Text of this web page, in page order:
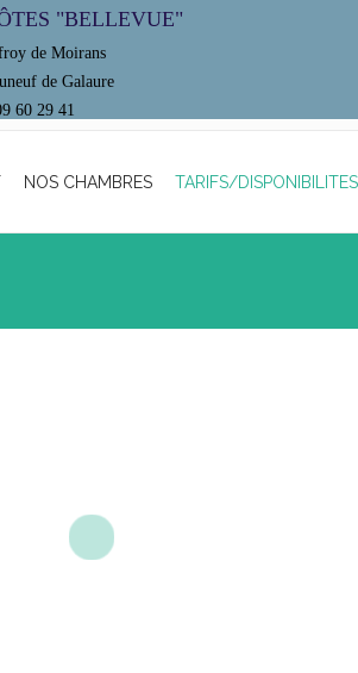
"BELLEVUE"
de Moirans
de Galaure
60 29 41
NOS CHAMBRES TARIFS/DISPONIBILITES